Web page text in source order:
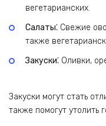
вегетарианских.
Салаты⁚ Свежие
также
Закуски⁚ Оливки,
Закуски могут стать
также помогут утолить